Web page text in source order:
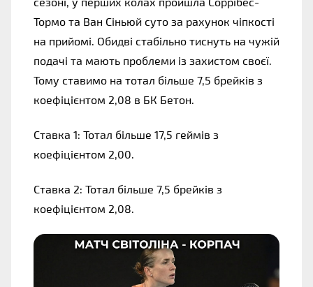
Тормо та Ван Сіньюй суто за рахунок чіпкості
на прийомі. Обидві стабільно тиснуть на чужій
подачі та мають проблеми із захистом своєї.
Тому ставимо на тотал більше 7,5 брейків з
коефіцієнтом 2,08 в БК Бетон.
Ставка 1: Тотал більше 17,5 геймів з
коефіцієнтом 2,00.
Ставка 2: Тотал більше 7,5 брейків з
коефіцієнтом 2,08.